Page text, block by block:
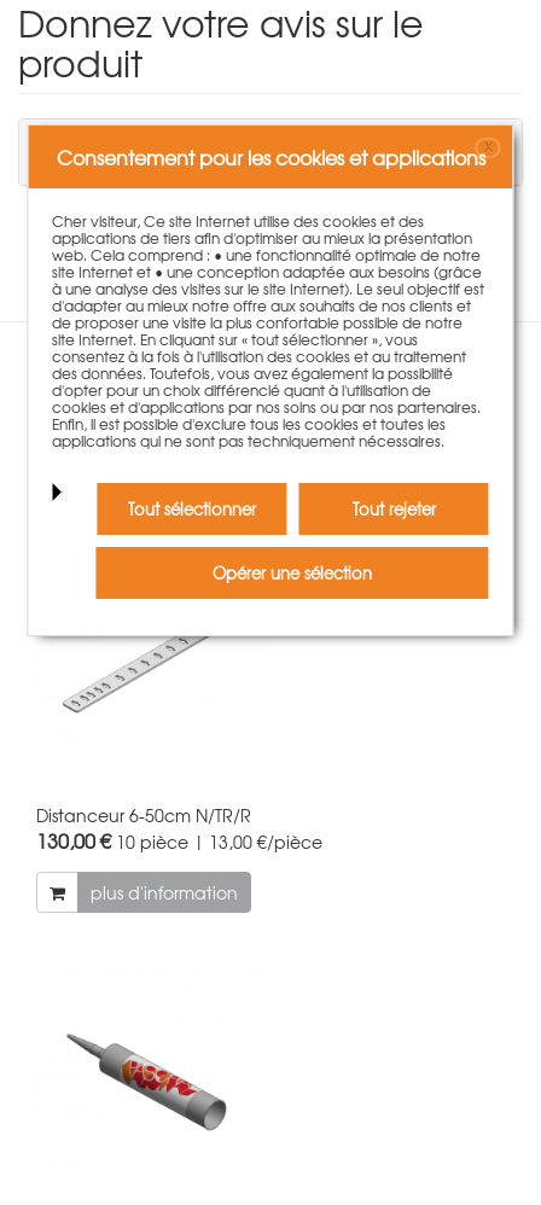
Donnez votre avis sur le
produit
commentaire.
Aucune évaluation disponible pour ce produit.
Les clients ayant acheté ce
produit ont également été
séduits par:
Distanceur 6-50cm N/TR/R
130,00 € 10 pièce | 13,00 €/pièce
plus d'information
Consentement pour les cookies et applicationsX
Cher visiteur, Ce site Internet utilise des cookies et des
applications de tiers afin d'optimiser au mieux la présentation
web. Cela comprend : • une fonctionnalité optimale de notre
site Internet et • une conception adaptée aux besoins (grâce
à une analyse des visites sur le site Internet). Le seul objectif est
d'adapter au mieux notre offre aux souhaits de nos clients et
de proposer une visite la plus confortable possible de notre
site Internet. En cliquant sur « tout sélectionner », vous
consentez à la fois à l'utilisation des cookies et au traitement
des données. Toutefois, vous avez également la possibilité
d'opter pour un choix différencié quant à l'utilisation de
cookies et d'applications par nos soins ou par nos partenaires.
Enfin, il est possible d'exclure tous les cookies et toutes les
applications qui ne sont pas techniquement nécessaires.
Tout sélectionner Tout rejeter
Opérer une sélection